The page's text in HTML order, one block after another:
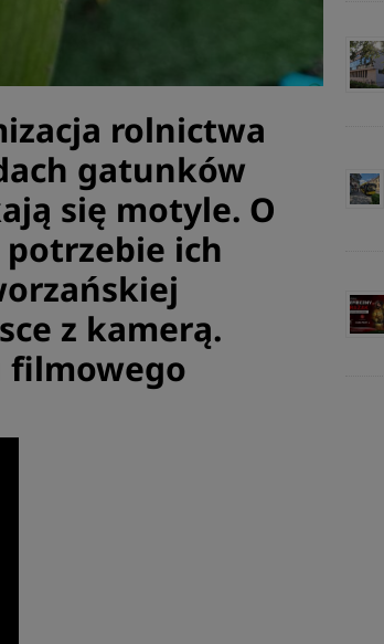
rolnictwa
gatunków
się motyle. O
ich
z kamerą.
filmowego